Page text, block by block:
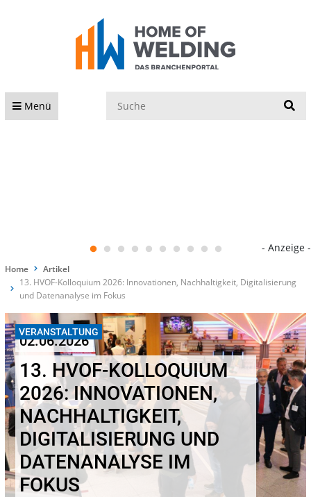
Menü
- Anzeige -
Home
Artikel
13. HVOF-Kolloquium 2026: Innovationen, Nachhaltigkeit, Digitalisierung
und Datenanalyse im Fokus
VERANSTALTUNG
02.06.2026
13. HVOF-KOLLOQUIUM
2026: INNOVATIONEN,
NACHHALTIGKEIT,
DIGITALISIERUNG UND
DATENANALYSE IM
FOKUS